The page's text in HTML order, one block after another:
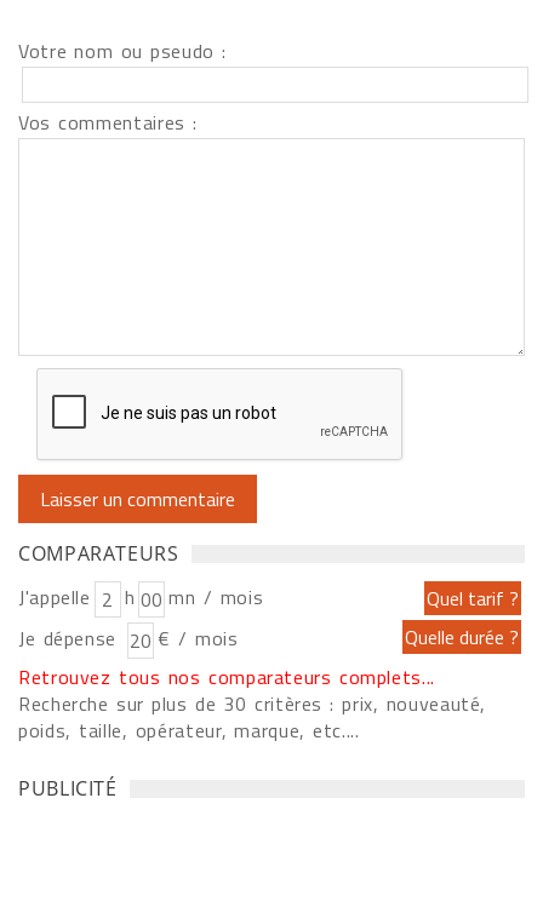
Votre nom ou pseudo :
Vos commentaires :
COMPARATEURS
J'appelle h
mn / mois
Je dépense
€ / mois
Retrouvez tous nos comparateurs complets...
Recherche sur plus de 30 critères : prix, nouveauté,
poids, taille, opérateur, marque, etc....
PUBLICITÉ